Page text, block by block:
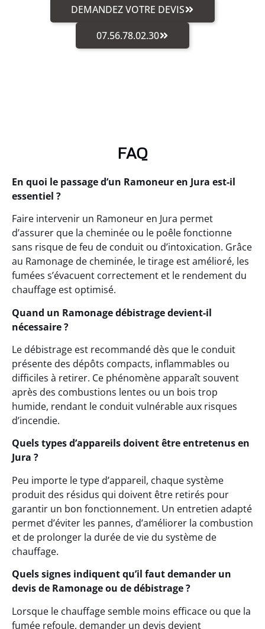
DEMANDEZ VOTRE DEVIS
07.56.78.02.30
FAQ
En quoi le passage d’un Ramoneur en Jura est-il
essentiel ?
Faire intervenir un Ramoneur en Jura permet
d’assurer que la cheminée ou le poêle fonctionne
sans risque de feu de conduit ou d’intoxication. Grâce
au Ramonage de cheminée, le tirage est amélioré, les
fumées s’évacuent correctement et le rendement du
chauffage est optimisé.
Quand un Ramonage débistrage devient-il
nécessaire ?
Le débistrage est recommandé dès que le conduit
présente des dépôts compacts, inflammables ou
difficiles à retirer. Ce phénomène apparaît souvent
après des combustions lentes ou un bois trop
humide, rendant le conduit vulnérable aux risques
d’incendie.
Quels types d’appareils doivent être entretenus en
Jura ?
Peu importe le type d’appareil, chaque système
produit des résidus qui doivent être retirés pour
garantir un bon fonctionnement. Un entretien adapté
permet d’éviter les pannes, d’améliorer la combustion
et de prolonger la durée de vie du système de
chauffage.
Quels signes indiquent qu’il faut demander un
devis de Ramonage ou de débistrage ?
Lorsque le chauffage semble moins efficace ou que la
fumée refoule, demander un devis devient